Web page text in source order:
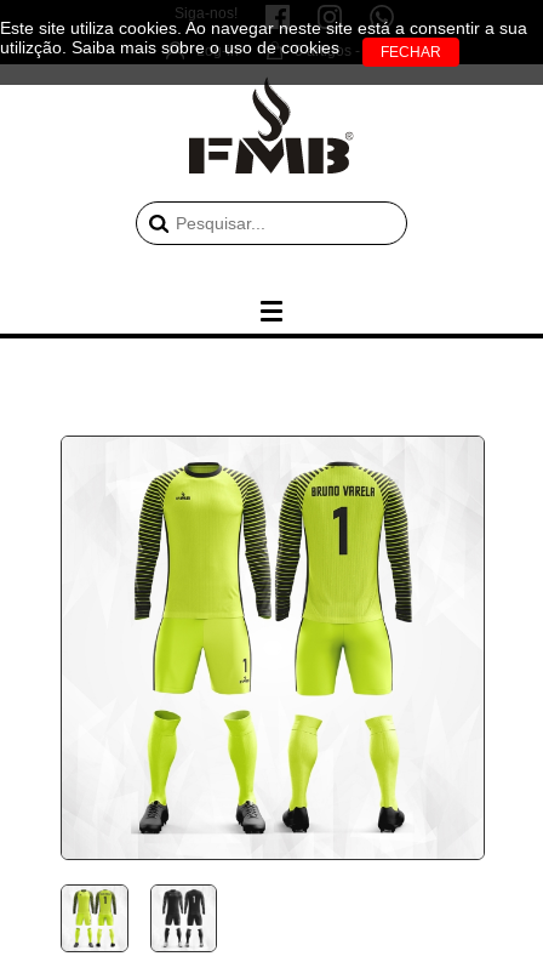
Siga-nos!
Log-in 0 artigos - 0.00€
Este site utiliza cookies. Ao navegar neste site está a consentir a sua
utilizção. Saiba mais sobre o uso de cookies